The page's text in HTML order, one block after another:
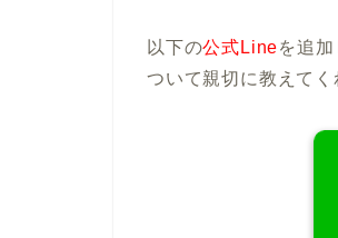
以下の公式Lineを追
ついて親切に教えてく